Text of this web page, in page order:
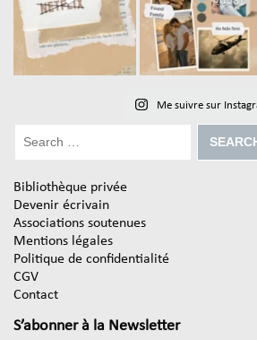
Me suivre sur
Bibliothèque privée
Devenir écrivain
Associations soutenues
Mentions légales
Politique de confidentialité
CGV
Contact
S’abonner à la Newsletter